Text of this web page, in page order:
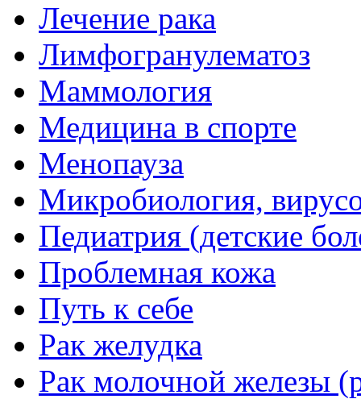
Лечение рака
Лимфогранулематоз
Маммология
Медицина в спорте
Менопауза
Микробиология,
Педиатрия (детские
Проблемная кожа
Путь к себе
Рак желудка
Рак молочной железы